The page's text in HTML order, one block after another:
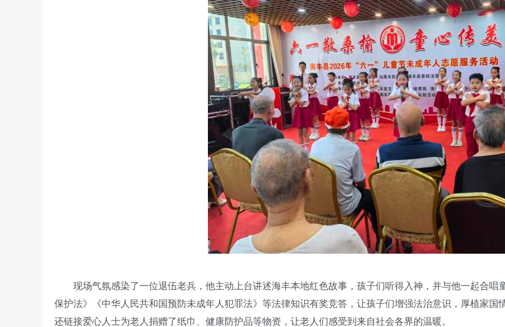
现场气氛感染了一位退伍老兵，他主动上台讲述海丰本地红色故事，孩子们听得入神，并与他一起合唱
保护法》《中华人民共和国预防未成年人犯罪法》等法律知识有奖竞答，让孩子们增强法治意识，厚植家
还链接爱心人士为老人捐赠了纸巾、健康防护品等物资，让老人们感受到来自社会各界的温暖。